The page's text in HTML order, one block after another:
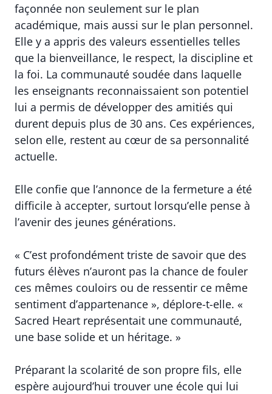
façonnée non seulement sur le plan
académique, mais aussi sur le plan personnel.
Elle y a appris des valeurs essentielles telles
que la bienveillance, le respect, la discipline et
la foi. La communauté soudée dans laquelle
les enseignants reconnaissaient son potentiel
lui a permis de développer des amitiés qui
durent depuis plus de 30 ans. Ces expériences,
selon elle, restent au cœur de sa personnalité
actuelle.
Elle confie que l’annonce de la fermeture a été
difficile à accepter, surtout lorsqu’elle pense à
l’avenir des jeunes générations.
« C’est profondément triste de savoir que des
futurs élèves n’auront pas la chance de fouler
ces mêmes couloirs ou de ressentir ce même
sentiment d’appartenance », déplore-t-elle. «
Sacred Heart représentait une communauté,
une base solide et un héritage. »
Préparant la scolarité de son propre fils, elle
espère aujourd’hui trouver une école qui lui